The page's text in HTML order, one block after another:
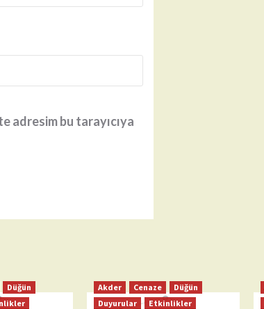
adresim bu tarayıcıya
Düğün
Akder Cenaze
Düğün
Duyurular
Etkinlikler